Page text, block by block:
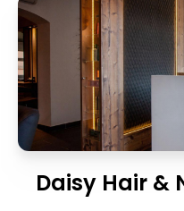
Daisy Hair &